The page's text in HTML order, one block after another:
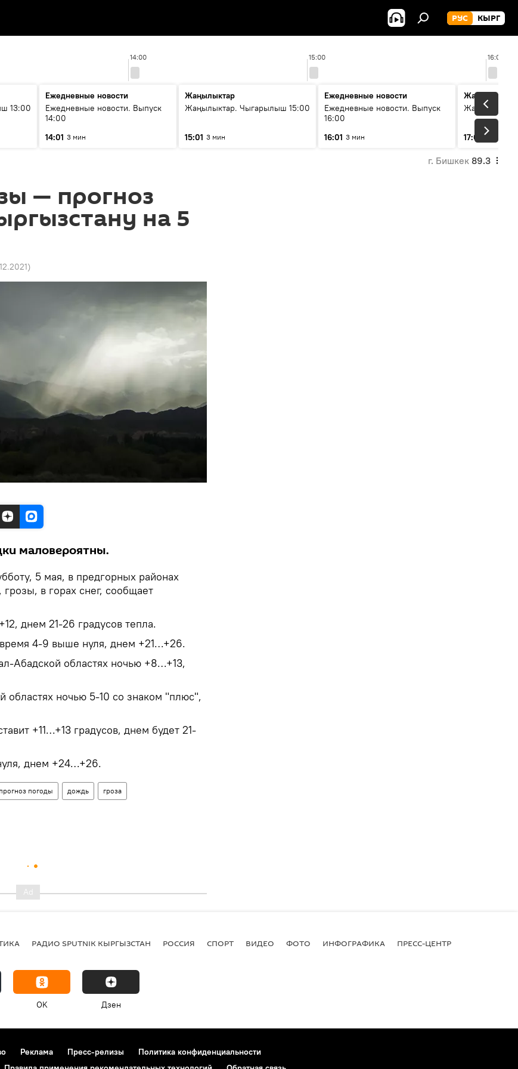
РУС КЫРГ
14:00 15:00 16:00
13:00
Ежедневные новости
Ежедневные новости. Выпуск
14:00
14:01 3 мин
Жаңылыктар
Жаңылыктар. Чыгарылыш 15:00
15:01 3 мин
Ежедневные новости
Ежедневные новости. Выпуск
16:00
16:01 3 мин
Жаңылыктар
17:01 5 мин
г. Бишкек 89.3
— прогноз
на 5
)
маловероятны.
5 мая, в предгорных районах
в горах снег, сообщает
днем 21-26 градусов тепла.
время 4-9 выше нуля, днем +21…+26.
Абадской областях ночью +8…+13,
областях ночью 5-10 со знаком "плюс",
+11…+13 градусов, днем будет 21-
днем +24…+26.
прогноз погоды дождь гроза
РАДИО SPUTNIK КЫРГЫЗСТАН РОССИЯ СПОРТ ВИДЕО ФОТО ИНФОГРАФИКА ПРЕСС-ЦЕНТР
OK Дзен
Реклама Пресс-релизы
Политика конфиденциальности